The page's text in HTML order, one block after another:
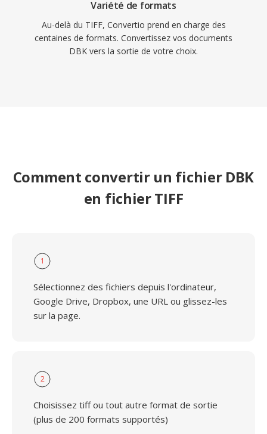
Variété de formats
Au-delà du TIFF, Convertio prend en charge des
centaines de formats. Convertissez vos documents
DBK vers la sortie de votre choix.
Comment convertir un fichier DBK
en fichier TIFF
1
Sélectionnez des fichiers depuis l'ordinateur,
Google Drive, Dropbox, une URL ou glissez-les
sur la page.
2
Choisissez tiff ou tout autre format de sortie
(plus de 200 formats supportés)